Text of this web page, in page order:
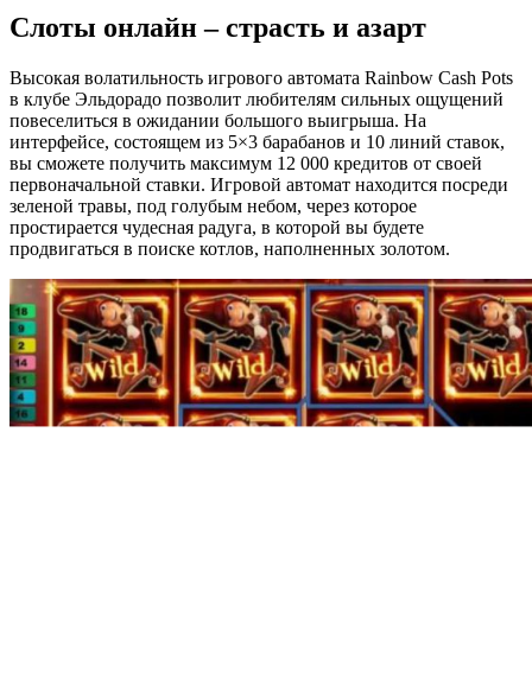
Слоты онлайн – страсть и азарт
Высокая волатильность игрового автомата Rainbow Cash Pots
в клубе Эльдорадо позволит любителям сильных ощущений
повеселиться в ожидании большого выигрыша. На
интерфейсе, состоящем из 5×3 барабанов и 10 линий ставок,
вы сможете получить максимум 12 000 кредитов от своей
первоначальной ставки. Игровой автомат находится посреди
зеленой травы, под голубым небом, через которое
простирается чудесная радуга, в которой вы будете
продвигаться в поиске котлов, наполненных золотом.